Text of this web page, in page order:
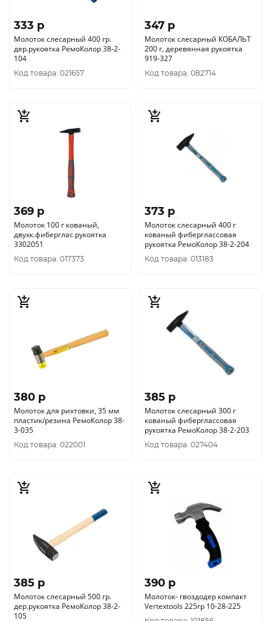
333 p
Молоток слесарный 400 гр.
дер.рукоятка РемоКолор 38-2-
104
Код товара: 021657
347 p
Молоток слесарный КОБАЛЬТ
200 г, деревянная рукоятка
919-327
Код товара: 082714
369 p
Молоток 100 г кованый,
двухк.фиберглас.рукоятка
3302051
Код товара: 017373
373 p
Молоток слесарный 400 г
кованый фиберглассовая
рукоятка РемоКолор 38-2-204
Код товара: 013183
380 p
Молоток для рихтовки, 35 мм
пластик/резина РемоКолор 38-
3-035
Код товара: 022001
385 p
Молоток слесарный 300 г
кованый фиберглассовая
рукоятка РемоКолор 38-2-203
Код товара: 027404
385 p
Молоток слесарный 500 гр.
дер.рукоятка РемоКолор 38-2-
105
390 p
Молоток- гвоздодер компакт
Vertextools 225гр 10-28-225